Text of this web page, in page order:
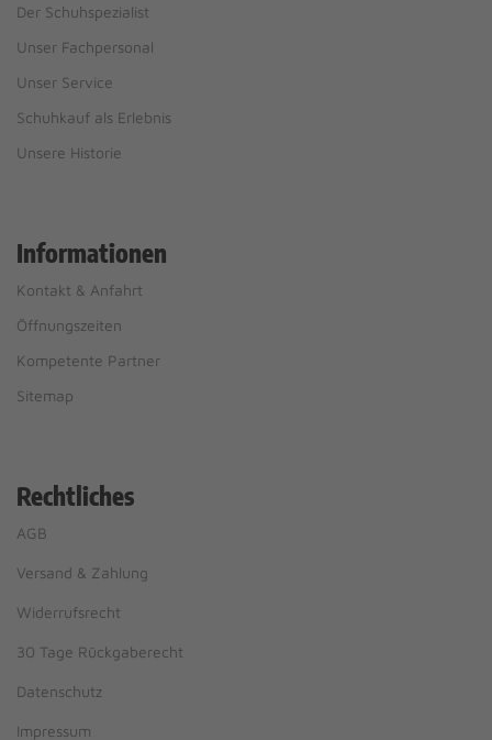
Der Schuhspezialist
Unser Fachpersonal
Unser Service
Schuhkauf als Erlebnis
Unsere Historie
Informationen
Kontakt & Anfahrt
Öffnungszeiten
Kompetente Partner
Sitemap
Rechtliches
AGB
Versand & Zahlung
Widerrufsrecht
30 Tage Rückgaberecht
Datenschutz
Impressum